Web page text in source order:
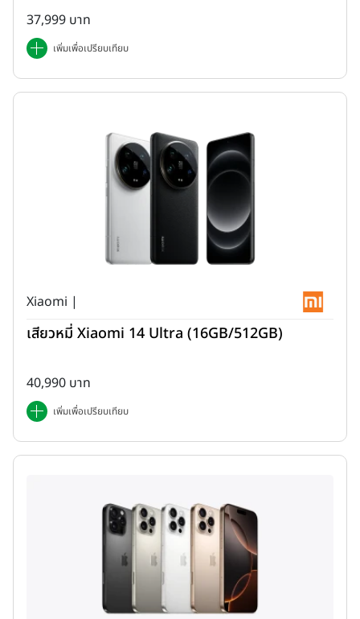
37,999 บาท
เพิ่มเพื่อเปรียบเทียบ
Xiaomi |
เสียวหมี่ Xiaomi 14 Ultra (16GB/512GB)
40,990 บาท
เพิ่มเพื่อเปรียบเทียบ